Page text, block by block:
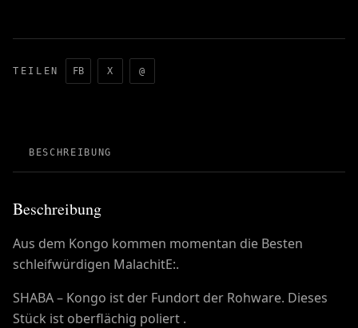
TEILEN FB X @
BESCHREIBUNG
Beschreibung
Aus dem Kongo kommen momentan die Besten
schleifwürdigen MalachitE:.
SHABA – Kongo ist der Fundort der Rohware. Dieses
Stück ist oberflächig poliert .